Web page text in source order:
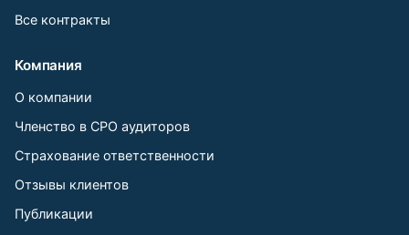
Все контракты
Компания
О компании
Членство в СРО аудиторов
Страхование ответственности
Отзывы клиентов
Публикации